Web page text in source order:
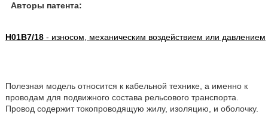
Авторы патента:
H01B7/18- износом, механическим воздействием или давлением
Полезная модель относится к кабельной технике, а именно к
проводам для подвижного состава рельсового транспорта.
Провод содержит токопроводящую жилу, изоляцию, и оболочку.